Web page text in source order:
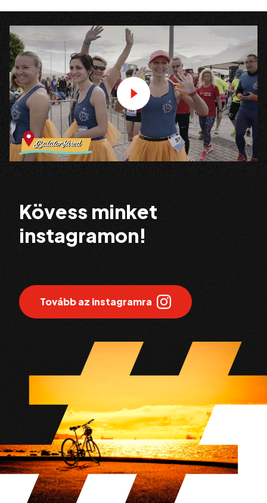
Kövess minket
instagramon!
Tovább az instagramra